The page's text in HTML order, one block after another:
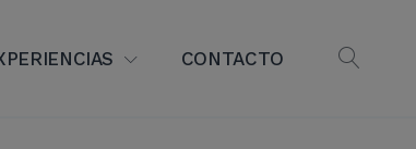
CONTACTO